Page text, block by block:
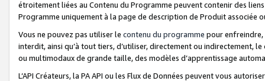
étroitement liées au Contenu du Programme peuvent contenir des
Programme uniquement à la page de description de Produit associée
Vous ne pouvez pas utiliser le contenu du programme pour
interdit, ainsi qu’à tout tiers, d’utiliser, directement ou indirectement,
ou multimodaux de grande taille, des modèles d’apprentissage
L’API Créateurs, la PA API ou les Flux de Données peuvent vous